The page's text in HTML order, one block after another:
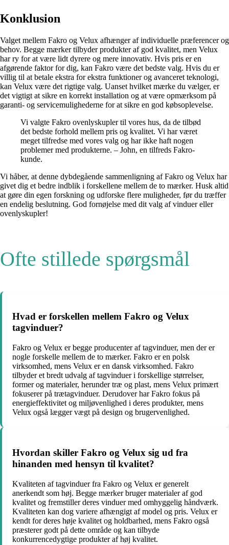
Konklusion
Valget mellem Fakro og Velux afhænger af individuelle præferencer og
behov. Begge mærker tilbyder produkter af god kvalitet, men Velux
har ry for at være lidt dyrere og mere innovativ. Hvis pris er en
afgørende faktor for dig, kan Fakro være det bedste valg. Hvis du er
villig til at betale ekstra for ekstra funktioner og avanceret teknologi,
kan Velux være det rigtige valg. Uanset hvilket mærke du vælger, er
det vigtigt at sikre en korrekt installation og at være opmærksom på
garanti- og servicemulighederne for at sikre en god købsoplevelse.
Vi valgte Fakro ovenlyskupler til vores hus, da de tilbød
det bedste forhold mellem pris og kvalitet. Vi har været
meget tilfredse med vores valg og har ikke haft nogen
problemer med produkterne. – John, en tilfreds Fakro-
kunde.
Vi håber, at denne dybdegående sammenligning af Fakro og Velux har
givet dig et bedre indblik i forskellene mellem de to mærker. Husk altid
at gøre din egen forskning og udforske flere muligheder, før du træffer
en endelig beslutning. God fornøjelse med dit valg af vinduer eller
ovenlyskupler!
Ofte stillede spørgsmål
Hvad er forskellen mellem Fakro og Velux
tagvinduer?
Fakro og Velux er begge producenter af tagvinduer, men der er
nogle forskelle mellem de to mærker. Fakro er en polsk
virksomhed, mens Velux er en dansk virksomhed. Fakro
tilbyder et bredt udvalg af tagvinduer i forskellige størrelser,
former og materialer, herunder træ og plast, mens Velux primært
fokuserer på trætagvinduer. Derudover har Fakro fokus på
energieffektivitet og miljøvenlighed i deres produkter, mens
Velux også lægger vægt på design og brugervenlighed.
Hvordan skiller Fakro og Velux sig ud fra
hinanden med hensyn til kvalitet?
Kvaliteten af tagvinduer fra Fakro og Velux er generelt
anerkendt som høj. Begge mærker bruger materialer af god
kvalitet og fremstiller deres vinduer med omhyggelig håndværk.
Kvaliteten kan dog variere afhængigt af model og pris. Velux er
kendt for deres høje kvalitet og holdbarhed, mens Fakro også
præsterer godt på dette område og kan tilbyde
konkurrencedygtige produkter af høj kvalitet.